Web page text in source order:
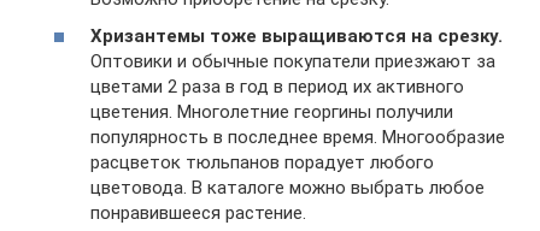
Хризантемы тоже выращиваются на срезку.
Оптовики и обычные покупатели приезжают за
цветами 2 раза в год в период их активного
цветения. Многолетние георгины получили
популярность в последнее время. Многообразие
расцветок тюльпанов порадует любого
цветовода. В каталоге можно выбрать любое
понравившееся растение.